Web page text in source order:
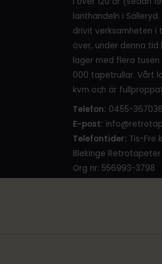
lanthandeln i
drivit verksamheten i
över, under denna
lager med flera
000 tapetrullar. Vårt
kvm och är
Telefon: 0455-367036
E-post:
Telefontider: Tis-Fre
Blekinge Retrotapeter
Org nr: 556993-3798